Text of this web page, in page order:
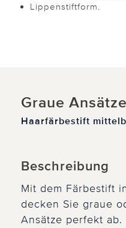
Lippenstiftform.
Graue
Haarfärbestift
Beschreibung
Mit dem Färbestift
decken Sie graue
Ansätze perfekt ab.